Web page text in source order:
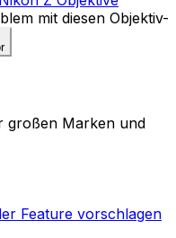
mit diesen Objektiv-
großen Marken und
Feature vorschlagen